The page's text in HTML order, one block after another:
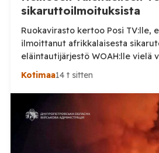
sikaruttoilmoituksista
Ruokavirasto kertoo Posi TV:lle,
ilmoittanut afrikkalaisesta
eläintautijärjestö WOAH:lle vielä
haastaa kokoomuksen
sikaruttoilmoituksista. Suomi on
ilmoittanut tuoreesta Virolahden
WOAH:n kautta että suoraan
eläinlääkintäviranomaisille.
TV:lle tarkempia tietoja Suomen
Kotimaa14 t sitten